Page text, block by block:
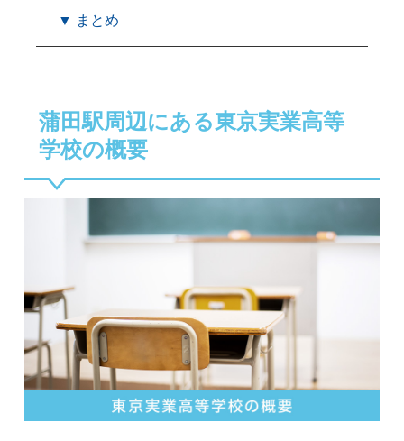
▼ まとめ
蒲田駅周辺にある東京実業高等
学校の概要